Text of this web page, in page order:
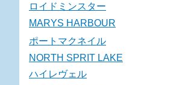
ロイドミンスター
MARYS HARBOUR
ポートマクネイル
NORTH SPRIT LAKE
ハイレヴェル